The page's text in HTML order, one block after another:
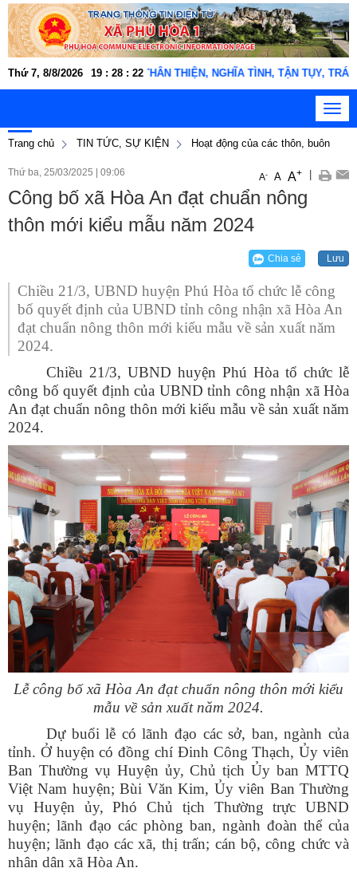
Thứ 7, 8/8/2026 19 : 28 : 23
Phú Hòa 1 "THÂN THIỆN, NGHĨA TÌNH, TẬN TỤY, TRÁCH NHIỆM,
Trang chủ
TIN TỨC, SỰ KIỆN Hoạt động của các thôn, buôn
Thứ ba, 25/03/2025 09:06 A- A A+
Công bố xã Hòa An đạt chuẩn nông
thôn mới kiểu mẫu năm 2024
Chia sẻ Lưu
Chiều 21/3, UBND huyện Phú Hòa tổ chức lễ công
bố quyết định của UBND tỉnh công nhận xã Hòa An
đạt chuẩn nông thôn mới kiểu mẫu về sản xuất năm
2024.
Chiều 21/3, UBND huyện Phú Hòa tổ chức lễ
công bố quyết định của UBND tỉnh công nhận xã Hòa
An đạt chuẩn nông thôn mới kiểu mẫu về sản xuất năm
2024.
Lễ công bố xã Hòa An đạt chuẩn nông thôn mới kiểu
mẫu về sản xuất năm 2024.
Dự buổi lễ có lãnh đạo các sở, ban, ngành của
tỉnh. Ở huyện có đồng chí Đinh Công Thạch, Ủy viên
Ban Thường vụ Huyện ủy, Chủ tịch Ủy ban MTTQ
Việt Nam huyện; Bùi Văn Kim, Ủy viên Ban Thường
vụ Huyện ủy, Phó Chủ tịch Thường trực UBND
huyện; lãnh đạo các phòng ban, ngành đoàn thể của
huyện; lãnh đạo các xã, thị trấn; cán bộ, công chức và
nhân dân xã Hòa An.